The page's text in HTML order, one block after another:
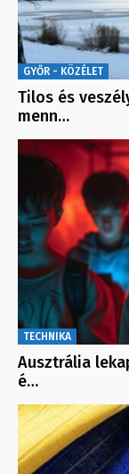
GYŐR - KÖZÉLET
Tilos és
menn…
TECHNIKA
Ausztrália
é…